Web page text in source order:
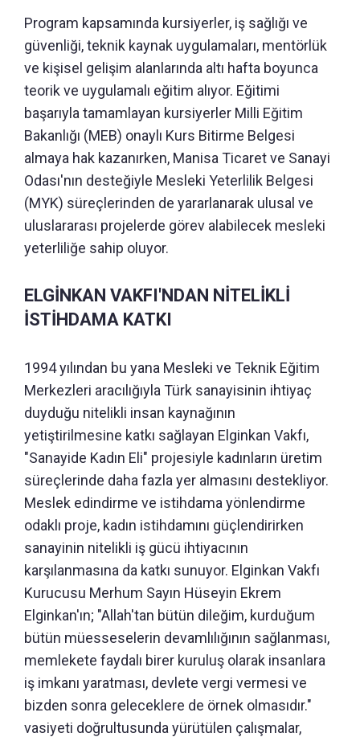
Program kapsamında kursiyerler, iş sağlığı ve
güvenliği, teknik kaynak uygulamaları, mentörlük
ve kişisel gelişim alanlarında altı hafta boyunca
teorik ve uygulamalı eğitim alıyor. Eğitimi
başarıyla tamamlayan kursiyerler Milli Eğitim
Bakanlığı (MEB) onaylı Kurs Bitirme Belgesi
almaya hak kazanırken, Manisa Ticaret ve Sanayi
Odası'nın desteğiyle Mesleki Yeterlilik Belgesi
(MYK) süreçlerinden de yararlanarak ulusal ve
uluslararası projelerde görev alabilecek mesleki
yeterliliğe sahip oluyor.
ELGİNKAN VAKFI'NDAN NİTELİKLİ
İSTİHDAMA KATKI
1994 yılından bu yana Mesleki ve Teknik Eğitim
Merkezleri aracılığıyla Türk sanayisinin ihtiyaç
duyduğu nitelikli insan kaynağının
yetiştirilmesine katkı sağlayan Elginkan Vakfı,
"Sanayide Kadın Eli" projesiyle kadınların üretim
süreçlerinde daha fazla yer almasını destekliyor.
Meslek edindirme ve istihdama yönlendirme
odaklı proje, kadın istihdamını güçlendirirken
sanayinin nitelikli iş gücü ihtiyacının
karşılanmasına da katkı sunuyor. Elginkan Vakfı
Kurucusu Merhum Sayın Hüseyin Ekrem
Elginkan'ın; "Allah'tan bütün dileğim, kurduğum
bütün müesseselerin devamlılığının sağlanması,
memlekete faydalı birer kuruluş olarak insanlara
iş imkanı yaratması, devlete vergi vermesi ve
bizden sonra geleceklere de örnek olmasıdır."
vasiyeti doğrultusunda yürütülen çalışmalar,